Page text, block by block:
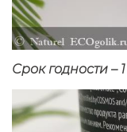
Срок годности –